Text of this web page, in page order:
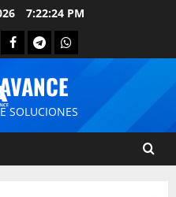
7:22:25 PM
SOLUCIONES